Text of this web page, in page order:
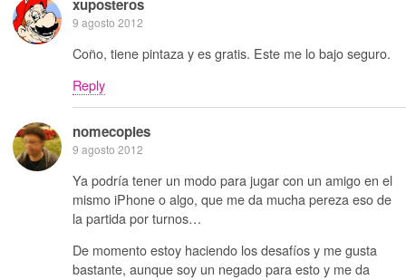
xuposteros
9 agosto 2012
Coño, tiene pintaza y es gratis. Este me lo bajo seguro.
Reply
nomecopies
9 agosto 2012
Ya podría tener un modo para jugar con un amigo en el
mismo iPhone o algo, que me da mucha pereza eso de
la partida por turnos…
De momento estoy haciendo los desafíos y me gusta
bastante, aunque soy un negado para esto y me da